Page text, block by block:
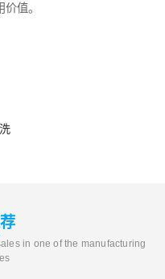
值。
in one of the manufacturing